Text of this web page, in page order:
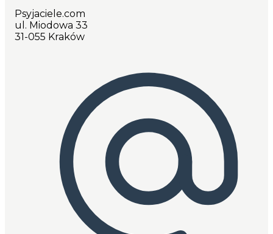
Psyjaciele.com
ul. Miodowa 33
31-055 Kraków